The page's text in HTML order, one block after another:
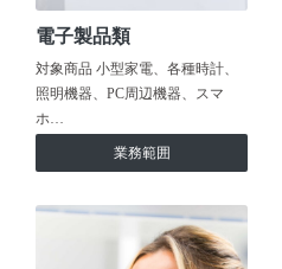
電子製品類
対象商品 小型家電、各種時計、
照明機器、PC周辺機器、スマ
ホ…
業務範囲